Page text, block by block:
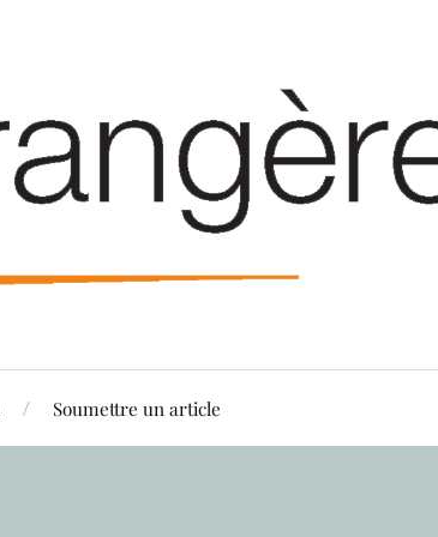
Soumettre un article